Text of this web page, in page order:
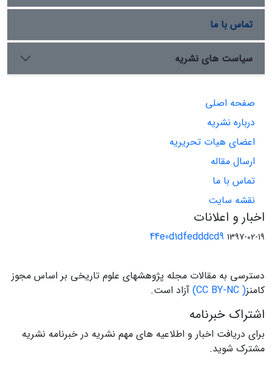
تماس با ما
سیاست های نشریه
صفحه اصلی
درباره نشریه
اعضای هیات تحریریه
ارسال مقاله
تماس با ما
نقشه سایت
اخبار و اعلانات
44e0d1dfedddcd9 1397-02-19
دسترسی به مقالات مجله پژوهشهای علوم تاریخی بر اساس مجوز
کامنز( CC BY-NC) آزاد است.
اشتراک خبرنامه
برای دریافت اخبار و اطلاعیه های مهم نشریه در خبرنامه نشریه
مشترک شوید.